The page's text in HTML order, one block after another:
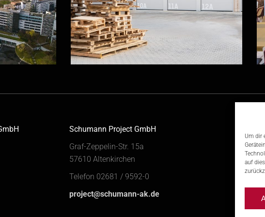
Um dir
auf
Schumann Project GmbH
Graf-Zeppelin-Str. 15a
57610 Altenkirchen
Telefon 02681 / 9592-0
project@schumann-ak.de